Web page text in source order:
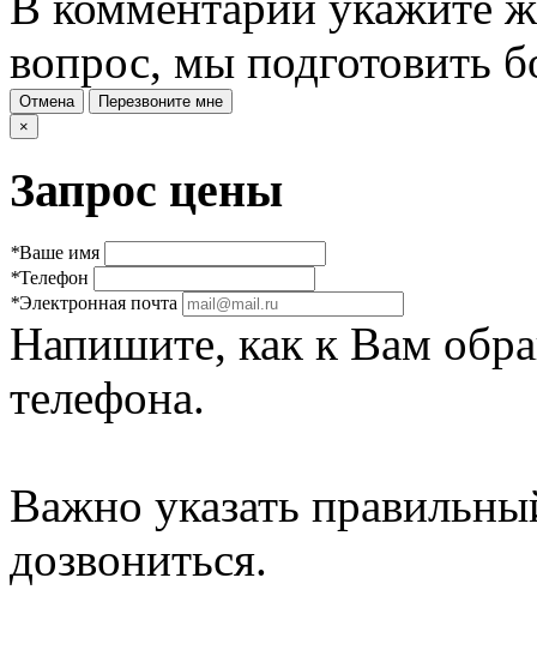
вопрос, мы подготовить
Отмена
Перезвоните мне
×
Запрос цены
*Ваше имя
*Телефон
*Электронная почта
Напишите, как к Вам
телефона.
Важно указать
дозвониться.